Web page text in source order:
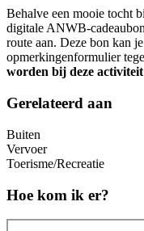
Behalve een mooie tocht
digitale ANWB-
route aan. Deze bon kan
opmerkingenformulier
worden bij deze
Gerelateerd aan
Buiten
Vervoer
Toerisme/Recreatie
Hoe kom ik er?